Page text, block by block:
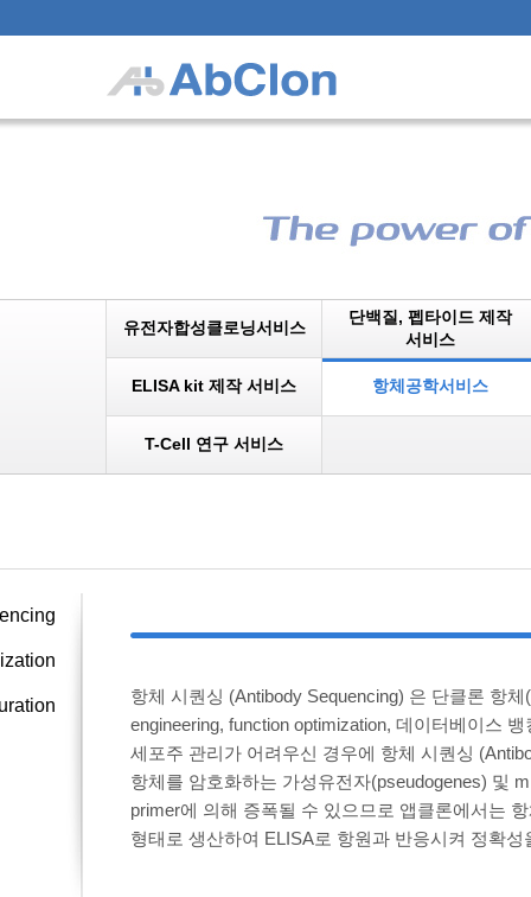
유전자합성클로닝서비스
단백질, 펩타이드 제작
서비스
ELISA kit 제작 서비스 항체공학서비스
T-Cell 연구 서비스
항체 시퀀싱 (Antibody Sequencing) 은 단클론 항
engineering, function optimization, 데이터베이스
세포주 관리가 어려우신 경우에 항체 시퀀싱
항체를 암호화하는 가성유전자(pseudogenes) 및
primer에 의해 증폭될 수 있으므로 앱클론에서는
형태로 생산하여 ELISA로 항원과 반응시켜 정확성